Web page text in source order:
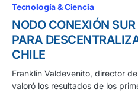
Tecnología & Ciencia
NODO CONEXIÓN
PARA
CHILE
Franklin Valdevenito, director
valoró los resultados de los